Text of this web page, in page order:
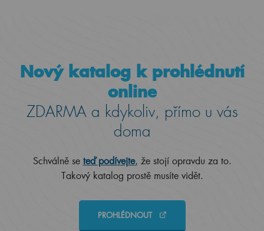
Nový katalog k prohlédnutí
online
ZDARMA a kdykoliv, přímo u vás
doma
Schválně se teď podívejte, že stojí opravdu za to.
Takový katalog prostě musíte vidět.
PROHLÉDNOUT